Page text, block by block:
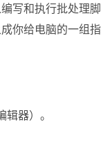
写和执行批处理脚
你给电脑的一组指
器）。